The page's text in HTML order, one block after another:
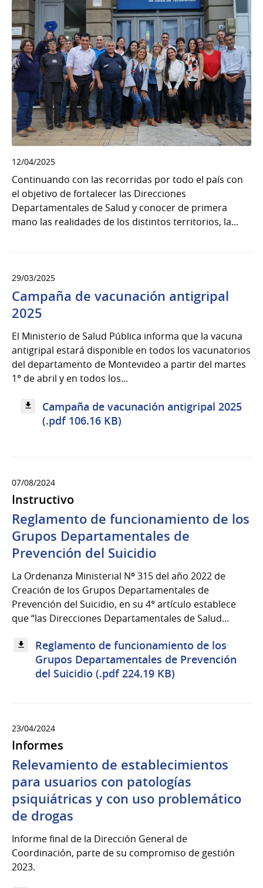
12/04/2025
Continuando con las recorridas por todo el país con
el objetivo de fortalecer las Direcciones
Departamentales de Salud y conocer de primera
mano las realidades de los distintos territorios, la...
29/03/2025
Campaña de vacunación antigripal
2025
El Ministerio de Salud Pública informa que la vacuna
antigripal estará disponible en todos los vacunatorios
del departamento de Montevideo a partir del martes
1° de abril y en todos los...
Campaña de vacunación antigripal 2025
(.pdf 106.16 KB)
07/08/2024
Instructivo
Reglamento de funcionamiento de los
Grupos Departamentales de
Prevención del Suicidio
La Ordenanza Ministerial Nº 315 del año 2022 de
Creación de los Grupos Departamentales de
Prevención del Suicidio, en su 4° artículo establece
que “las Direcciones Departamentales de Salud...
Reglamento de funcionamiento de los
Grupos Departamentales de Prevención
del Suicidio (.pdf 224.19 KB)
23/04/2024
Informes
Relevamiento de establecimientos
para usuarios con patologías
psiquiátricas y con uso problemático
de drogas
Informe final de la Dirección General de
Coordinación, parte de su compromiso de gestión
2023.